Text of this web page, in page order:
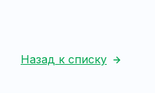
Назад к списку